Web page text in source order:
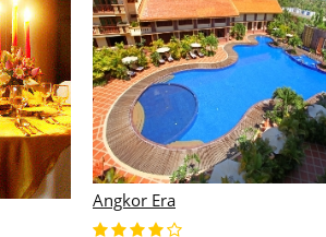
Amra Angkor Hotel